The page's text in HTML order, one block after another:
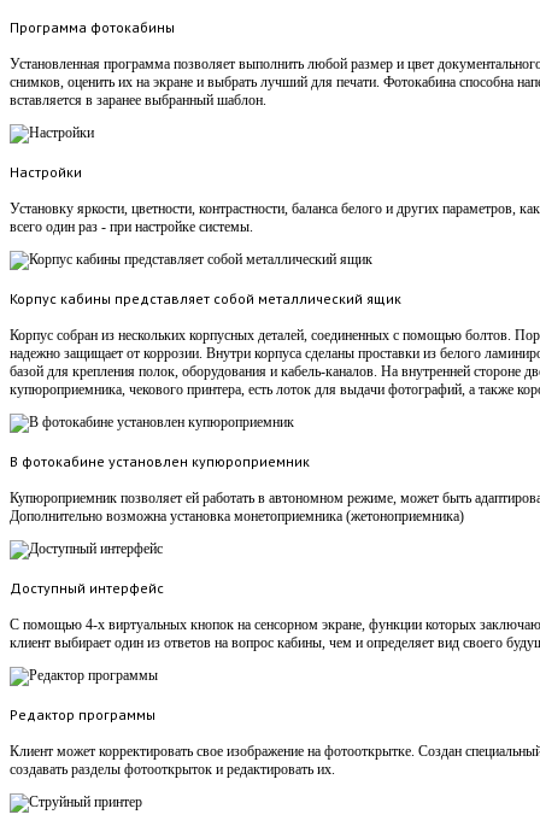
Программа фотокабины
Установленная программа позволяет выполнить любой размер и цвет
снимков, оценить их на экране и выбрать лучший для печати. Фотокабина способна
вставляется в заранее выбранный шаблон.
Настройки
Установку яркости, цветности, контрастности, баланса белого и других параметров,
всего один раз - при настройке системы.
Корпус кабины представляет собой металлический ящик
Корпус собран из нескольких корпусных деталей, соединенных с помощью болтов.
надежно защищает от коррозии. Внутри корпуса сделаны проставки из белого
базой для крепления полок, оборудования и кабель-каналов. На внутренней стороне
купюроприемника, чекового принтера, есть лоток для выдачи фотографий, а также
В фотокабине установлен купюроприемник
Купюроприемник позволяет ей работать в автономном режиме, может быть
Дополнительно возможна установка монетоприемника (жетоноприемника)
Доступный интерфейс
С помощью 4-х виртуальных кнопок на сенсорном экране, функции которых
клиент выбирает один из ответов на вопрос кабины, чем и определяет вид своего
Редактор программы
Клиент может корректировать свое изображение на фотооткрытке. Создан
создавать разделы фотооткрыток и редактировать их.